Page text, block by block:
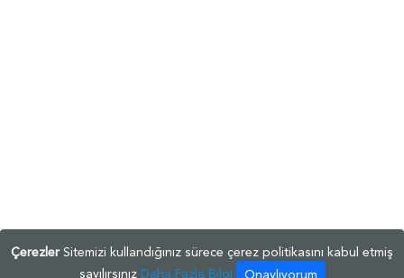
Çerezler Sitemizi kullandığınız sürece çerez politikasını kabul etmiş
sayılırsınız Daha Fazla Bilgi